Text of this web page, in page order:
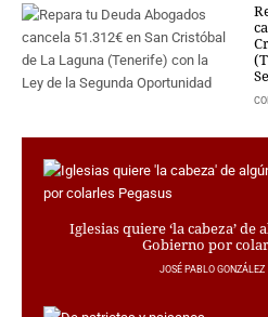
SALUD
ESCAPARATE
24X7
LA RETAGUARDIA
DIRECTORIOS
LO ÚLTIMO
BLOGS
PERSONAJES
Iglesias quiere ‘la cabeza’
Gobierno por
JOSÉ PABLO GONZÁLEZ